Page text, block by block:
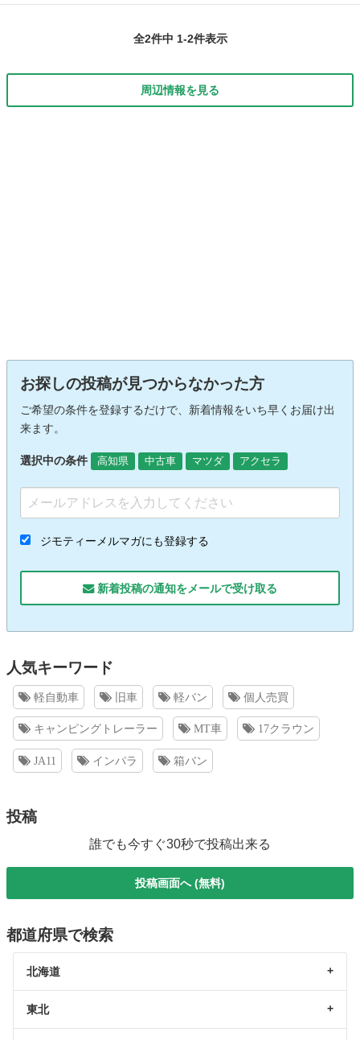
たので動作は問題なく快調です。 4年ほど前に中古で購入し,車検が切
全2件中 1-2件表示
周辺情報を見る
お探しの投稿が見つからなかった方
ご希望の条件を登録するだけで、新着情報をいち早くお届け出
来ます。
選択中の条件 高知県 中古車 マツダ アクセラ
ジモティーメルマガにも登録する
新着投稿の通知をメールで受け取る
人気キーワード
軽自動車 旧車 軽バン 個人売買
キャンピングトレーラー MT車 17クラウン
JA11 インパラ 箱バン
投稿
誰でも今すぐ30秒で投稿出来る
投稿画面へ (無料)
都道府県で検索
北海道
東北